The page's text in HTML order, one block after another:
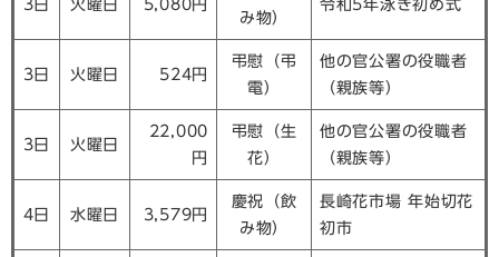
3日 火曜日 5,080円
み物）
令和5年泳ぎ初め式
3日 火曜日 524円
弔慰（弔
電）
他の官公署の役職者
（親族等）
3日 火曜日
22,000
円
弔慰（生
花）
他の官公署の役職者
（親族等）
4日 水曜日 3,579円
慶祝（飲
み物）
長崎花市場 年始切花
初市